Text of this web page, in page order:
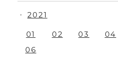
・ 2021
01 02 03 04
06